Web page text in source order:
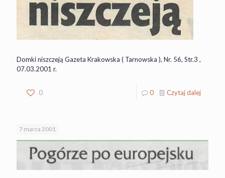
Domki niszczeją Gazeta Krakowska ( Tarnowska ), Nr. 56, Str.3 ,
07.03.2001 r.
0 0 Czytaj dalej
7 marca 2001